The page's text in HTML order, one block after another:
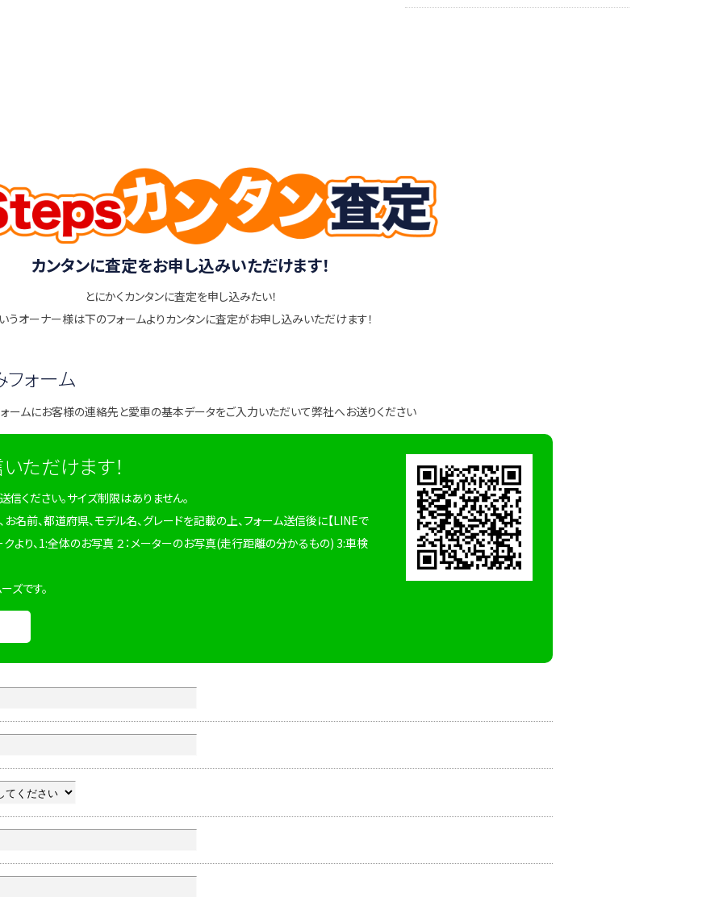
カンタンに査定をお申し込みいただけます！
とにかくカンタンに査定を申し込みたい！
うオーナー様は下のフォームよりカンタンに査定がお申し込みいただけます！
ォーム
ームにお客様の連絡先と愛車の基本データをご入力いただいて弊社へお送りください
ただけます！
ください。サイズ制限はありません。
名前、都道府県、モデル名、グレードを記載の上、フォーム送信後に【LINEで
クより、1:全体のお写真 ２：メーターのお写真(走行距離の分かるもの) 3:車検
ズです。